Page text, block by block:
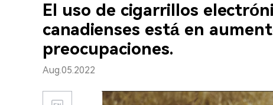
El uso de cigarrillos
canadienses está en
preocupaciones.
Aug.05.2022